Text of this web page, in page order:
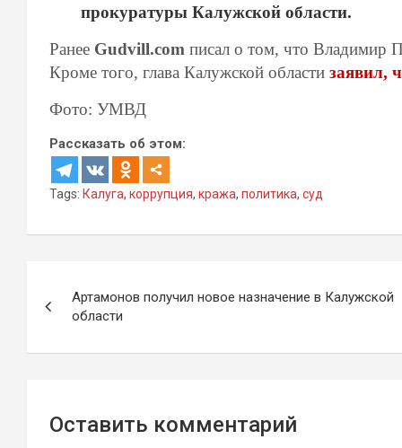
прокуратуры Калужской области.
Ранее Gudvill.com писал о том, что Владимир
Кроме того, глава Калужской области заявил,
Фото: УМВД
Рассказать об этом:
Tags: Калуга, коррупция, кража, политика, суд
по
записям
Артамонов получил новое назначение в Калужской
области
Оставить комментарий